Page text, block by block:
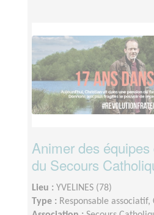
Animer des
du Secours
Lieu : YVELINES (78)
Type : Responsable